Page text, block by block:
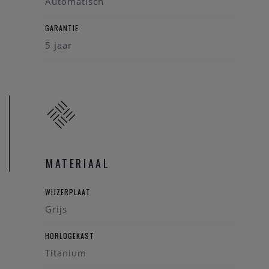
GARANTIE
5 jaar
MATERIAAL
WIJZERPLAAT
Grijs
HORLOGEKAST
Titanium